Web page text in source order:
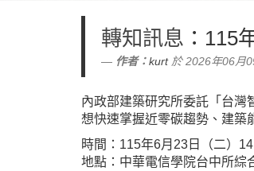
轉知訊息 ：115
作者：kurt於 2026年06月
內政部建築研究所委託「台灣
想快速掌握近零碳趨勢、建築
時間：115年6月23日（二）
地點：中華電信學院台中所綜